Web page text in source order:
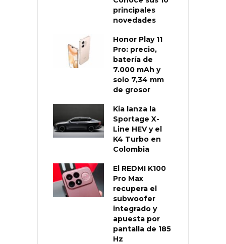
principales
novedades
Honor Play 11
Pro: precio,
batería de
7.000 mAh y
solo 7,34 mm
de grosor
Kia lanza la
Sportage X-
Line HEV y el
K4 Turbo en
Colombia
El REDMI K100
Pro Max
recupera el
subwoofer
integrado y
apuesta por
pantalla de 185
Hz